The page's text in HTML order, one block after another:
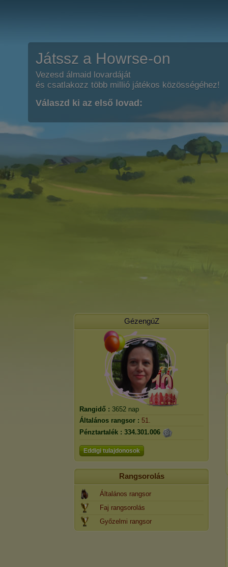
Játssz a Howrse-on
Vezesd álmaid lovardáját
és csatlakozz több millió játékos közösségéhez!
Válaszd ki az első lovad:
GézengúZ
Rangidő : 3652 nap
Általános rangsor : 51.
Pénztartalék : 334.301.006
Eddigi tulajdonosok
Rangsorolás
Általános rangsor
Faj rangsorolás
Győzelmi rangsor